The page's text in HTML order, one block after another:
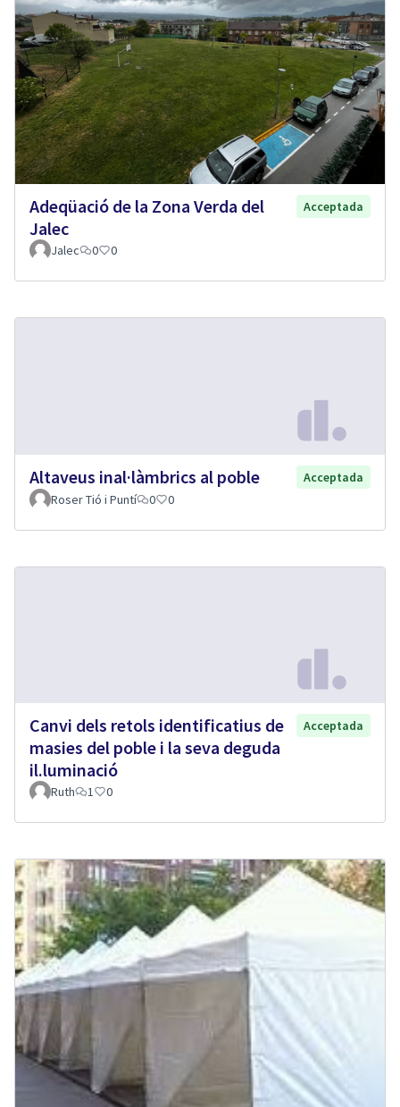
Adeqüació de la Zona Verda del
Jalec
Acceptada
Jalec 0 0
Altaveus inal·làmbrics al poble
Acceptada
Roser Tió i Puntí
0 0
Canvi dels retols identificatius de
masies del poble i la seva deguda
il.luminació
Acceptada
Ruth 1 0